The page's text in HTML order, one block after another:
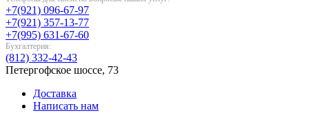
+7(921) 096-67-97
+7(921) 357-13-77
+7(995) 631-67-60
Бухгалтерия:
(812) 332-42-43
Петергофское шоссе, 73
Доставка
Написать нам